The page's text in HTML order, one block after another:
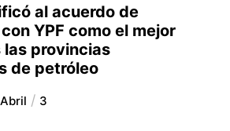
al acuerdo de
YPF como el mejor
provincias
de petróleo
Abril 3